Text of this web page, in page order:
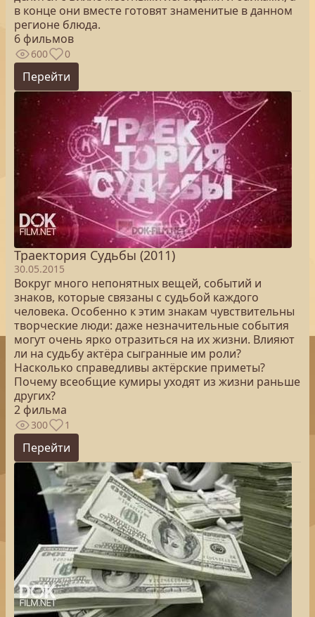
в конце они вместе готовят знаменитые в данном
регионе блюда.
6 фильмов
600 0
Перейти
Траектория Судьбы (2011)
30.05.2015
Вокруг много непонятных вещей, событий и
знаков, которые связаны с судьбой каждого
человека. Особенно к этим знакам чувствительны
творческие люди: даже незначительные события
могут очень ярко отразиться на их жизни. Влияют
ли на судьбу актёра сыгранные им роли?
Насколько справедливы актёрские приметы?
Почему всеобщие кумиры уходят из жизни раньше
других?
2 фильма
300 1
Перейти